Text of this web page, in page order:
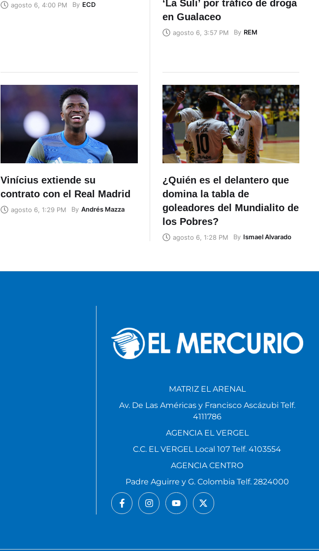
agosto 6, 4:00 PM By ECD
‘La Suli’ por tráfico de droga
en Gualaceo
agosto 6, 3:57 PM By REM
Vinícius extiende su
contrato con el Real Madrid
agosto 6, 1:29 PM By Andrés Mazza
¿Quién es el delantero que
domina la tabla de
goleadores del Mundialito de
los Pobres?
agosto 6, 1:28 PM By Ismael Alvarado
MATRIZ EL ARENAL
Av. De Las Américas y Francisco Ascázubi Telf.
4111786
AGENCIA EL VERGEL
C.C. EL VERGEL Local 107 Telf. 4103554
AGENCIA CENTRO
Padre Aguirre y G. Colombia Telf. 2824000